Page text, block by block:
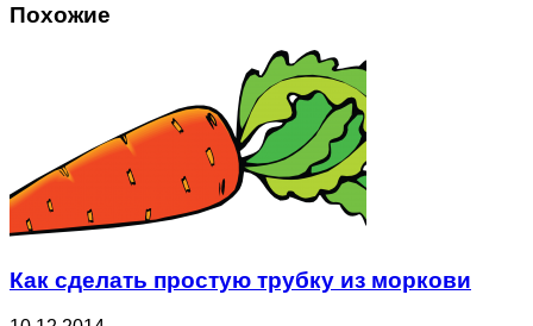
Похожие
Как сделать простую трубку из моркови